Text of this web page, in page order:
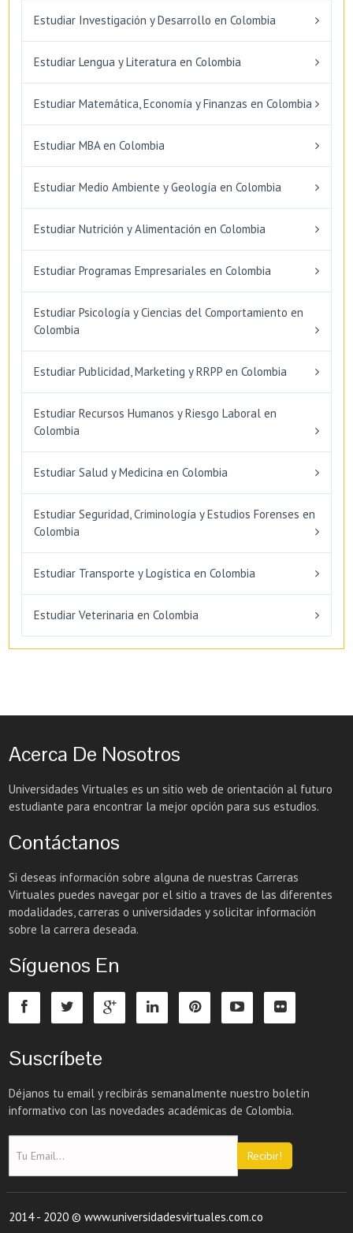
Estudiar Investigación y Desarrollo en Colombia
Estudiar Lengua y Literatura en Colombia
Estudiar Matemática, Economía y Finanzas en Colombia
Estudiar MBA en Colombia
Estudiar Medio Ambiente y Geología en Colombia
Estudiar Nutrición y Alimentación en Colombia
Estudiar Programas Empresariales en Colombia
Estudiar Psicología y Ciencias del Comportamiento en
Colombia
Estudiar Publicidad, Marketing y RRPP en Colombia
Estudiar Recursos Humanos y Riesgo Laboral en
Colombia
Estudiar Salud y Medicina en Colombia
Estudiar Seguridad, Criminología y Estudios Forenses en
Colombia
Estudiar Transporte y Logística en Colombia
Estudiar Veterinaria en Colombia
Acerca De Nosotros
Universidades Virtuales es un sitio web de orientación al futuro
estudiante para encontrar la mejor opción para sus estudios.
Contáctanos
Si deseas información sobre alguna de nuestras Carreras
Virtuales puedes navegar por el sitio a traves de las diferentes
modalidades, carreras o universidades y solicitar información
sobre la carrera deseada.
Síguenos En
Suscríbete
Déjanos tu email y recibirás semanalmente nuestro boletín
informativo con las novedades académicas de Colombia.
Recibir!
2014 - 2020 © www.universidadesvirtuales.com.co